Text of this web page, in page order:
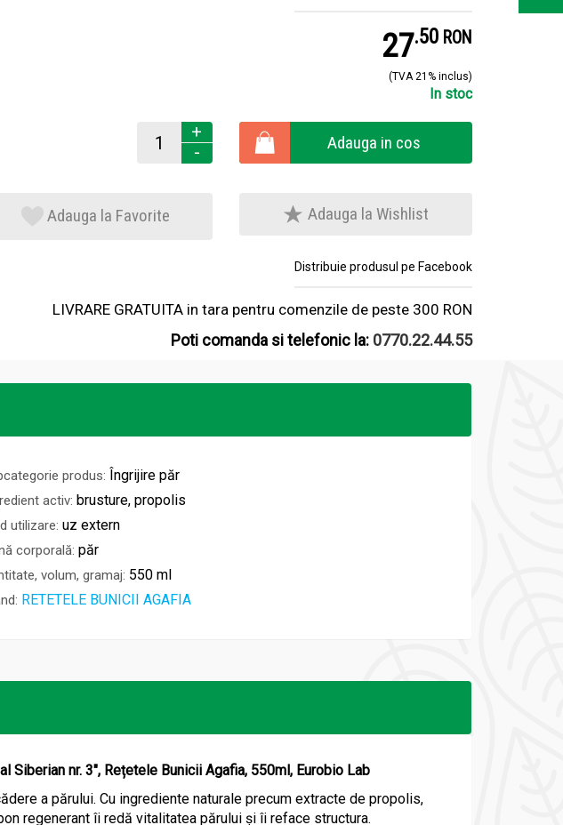
27.5 RON
(TVA 21% inclus)
In stoc
+
-
Adauga in cos
Adauga la Favorite Adauga la Wishlist
Distribuie produsul pe Facebook
LIVRARE GRATUITA in tara pentru comenzile de peste 300 RON
Poti comanda si telefonic la: 0770.22.44.55
produs: Îngrijire păr
activ: brusture, propolis
utilizare: uz extern
corporală: păr
volum, gramaj: 550 ml
RETETELE BUNICII AGAFIA
nr. 3", Rețetele Bunicii Agafia, 550ml, Eurobio Lab
a părului. Cu ingrediente naturale precum extracte de propolis,
regenerant îi redă vitalitatea părului și îi reface structura.